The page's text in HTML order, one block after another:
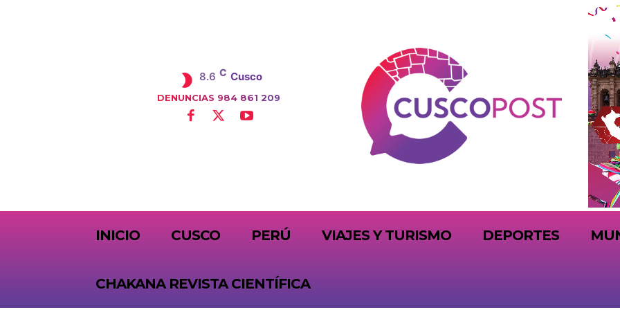
8.6 C Cusco
DENUNCIAS 984 861 209
INICIO CUSCO PERÚ VIAJES Y TURISMO DEPORTES
CHAKANA REVISTA CIENTÍFICA